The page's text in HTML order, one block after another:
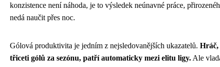
konzistence není náhoda, je to výsledek neúnavné práce,
nedá naučit přes noc.
Gólová produktivita je jedním z nejsledovanějších ukazatelů.
třiceti gólů za sezónu, patří automaticky mezi elitu ligy. Ale